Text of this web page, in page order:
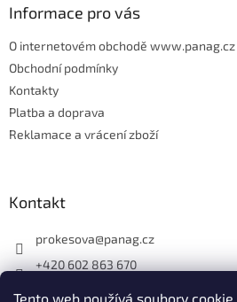
Tento web používá soubory
Informace pro vás
O internetovém obchodě www.panag.cz
Obchodní podmínky
Kontakty
Platba a doprava
Reklamace a vrácení zboží
Kontakt
prokesova@panag.cz
+420 602 863 670